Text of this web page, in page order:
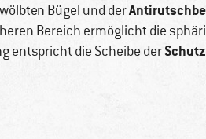
Bügel und der
Bereich ermöglicht die
entspricht die Scheibe der